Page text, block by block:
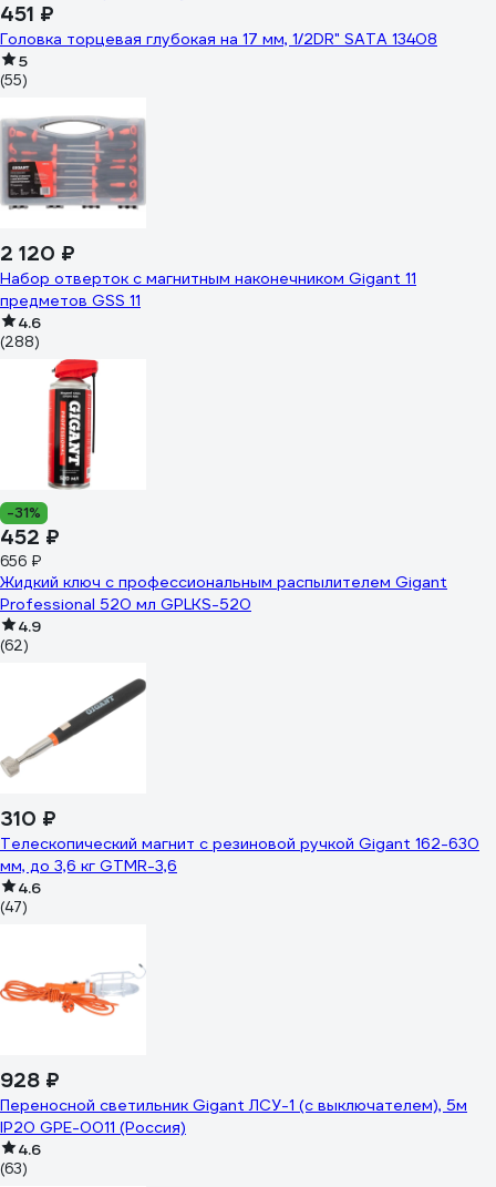
451 ₽
Головка торцевая глубокая на 17 мм, 1/2DR" SATA 13408
5
(55)
2 120 ₽
Набор отверток с магнитным наконечником Gigant 11
предметов GSS 11
4.6
(288)
-31%
452 ₽
656 ₽
Жидкий ключ с профессиональным распылителем Gigant
Professional 520 мл GPLKS-520
4.9
(62)
310 ₽
Телескопический магнит с резиновой ручкой Gigant 162-630
мм, до 3,6 кг GTMR-3,6
4.6
(47)
928 ₽
Переносной светильник Gigant ЛСУ-1 (с выключателем), 5м
IP20 GPE-0011 (Россия)
4.6
(63)